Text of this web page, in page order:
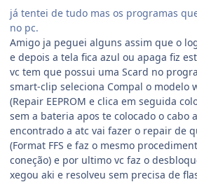
já tentei de tudo mas os programas
no pc.
Amigo ja peguei alguns assim que o
e depois a tela fica azul ou apaga fiz
vc tem que possui uma Scard no
smart-clip seleciona Compal o modelo
(Repair EEPROM e clica em seguida
sem a bateria apos te colocado o cabo
encontrado a atc vai fazer o repair de
(Format FFS e faz o mesmo
coneção) e por ultimo vc faz o
xegou aki e resolveu sem precisa de